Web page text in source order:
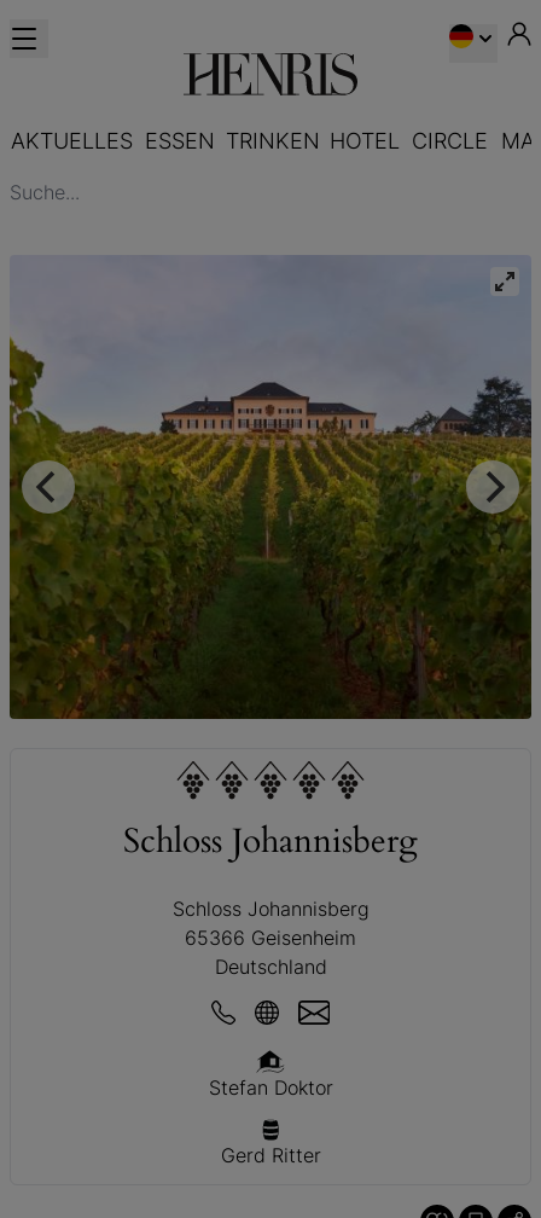
AKTUELLES ESSEN TRINKEN HOTEL CIRCLE
Schloss Johannisberg
Schloss Johannisberg
65366 Geisenheim
Deutschland
Stefan Doktor
Gerd Ritter